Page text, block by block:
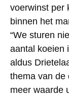
voerwinst per
binnen het
“We sturen
aantal koeien
aldus
thema van de
meer waarde